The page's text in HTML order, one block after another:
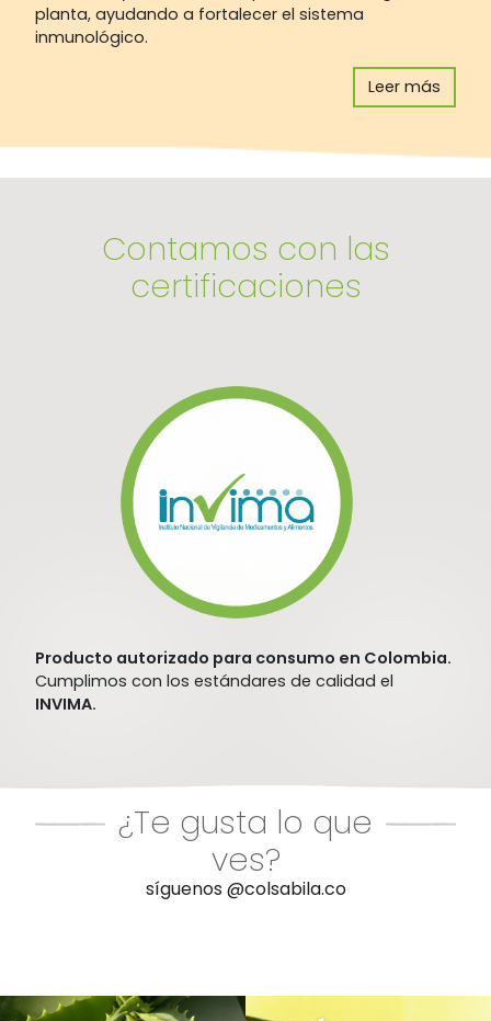
planta, ayudando a fortalecer el sistema
inmunológico.
Leer más
Contamos con las
certificaciones
Producto autorizado para consumo en Colombia.
Cumplimos con los estándares de calidad el
INVIMA.
¿Te gusta lo que
ves?
síguenos @colsabila.co